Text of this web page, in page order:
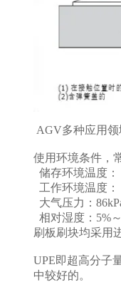
AGV多种应用
使用环境条件，
储存环境温度
工作环境温度
大气压力：
相对湿度：5%
刷板刷块均采用
UPE即超高分子
中较好的。